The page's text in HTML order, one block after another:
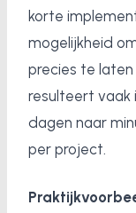
korte
mogelijkheid
precies te
resulteert vaak
dagen naar
per project.